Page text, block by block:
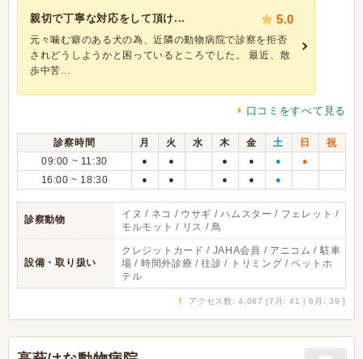
親切で丁寧な対応をして頂け... 5.0
元々噛む癖のある犬の為、近隣の動物病院で診察を拒否
されどうしようかと困っているところでした。 最近、散
歩中苦...
口コミをすべて見る
診察時間 月 火 水 木 金 土 日
祝
09:00 ~ 11:30
● ● ● ● ● ●
16:00 ~ 18:30 ● ● ● ● ●
診察動物
イヌ / ネコ / ウサギ / ハムスター / フェレット /
モルモット / リス / 鳥
設備・取り扱い
クレジットカード / JAHA会員 / アニコム / 駐車
場 / 時間外診療 / 往診 / トリミング / ペットホ
テル
↑ アクセス数: 4,067 [7月: 41 | 6月: 39 ]